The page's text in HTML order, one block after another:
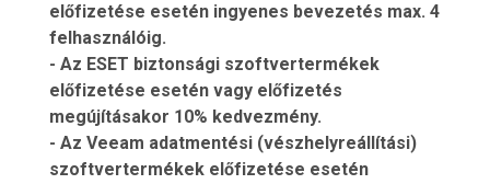
előfizetése esetén ingyenes bevezetés max. 4
felhasználóig.
- Az ESET biztonsági szoftvertermékek
előfizetése esetén vagy előfizetés
megújításakor 10% kedvezmény.
- Az Veeam adatmentési (vészhelyreállítási)
szoftvertermékek előfizetése esetén